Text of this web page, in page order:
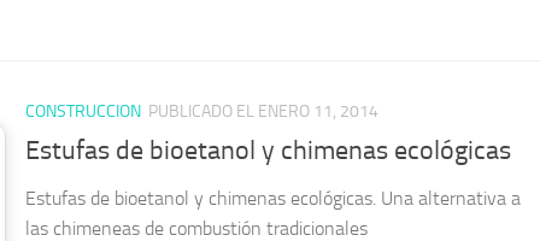
CONSTRUCCION PUBLICADO EL ENERO 11, 2014
Estufas de bioetanol y chimenas ecológicas
Estufas de bioetanol y chimenas ecológicas. Una alternativa a
las chimeneas de combustión tradicionales